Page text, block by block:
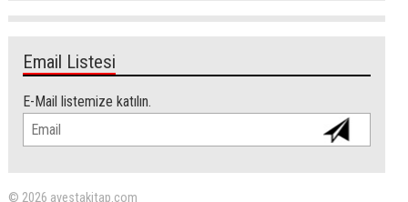
Email Listesi
E-Mail listemize katılın.
© 2026 avestakitap.com